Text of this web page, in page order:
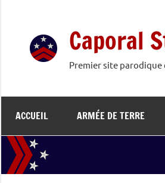
contenu
Caporal
Premier site parodique
ACCUEIL ARMÉE DE TERRE